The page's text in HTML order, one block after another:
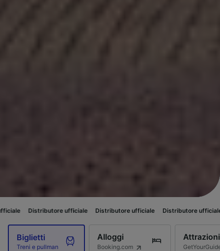
ufficiale Distributore ufficiale Distributore ufficiale
Biglietti
Treni e pullman
Alloggi
Booking.com
Attrazioni